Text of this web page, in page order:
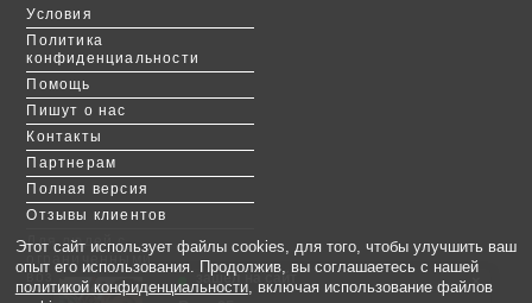
заняты на работе, живете в небольшом городке
или у вас нет доступа к гей-клубам и барам, здесь
вы быстро и легко найдете себе партнера, друга,
спутника жизни.
Условия
Политика
конфиденциальности
Помощь
Пишут о нас
Контакты
Партнерам
Полная версия
Отзывы клиентов
Для людей с
ограниченными
возможностями
Этот сайт использует файлы cookies, для того, чтобы улучшить ваш
опыт его использования. Продолжив, вы соглашаетесь с нашей
политикой конфиденциальности, включая использование файлов
×
зашёл на сайт